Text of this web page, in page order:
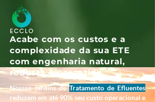
Acabe com os custos e a
complexidade da sua ETE
com engenharia natural,
robusta e garantida.
Nossos Jardins deTratamento de Efluentes
reduzem em até 90% seu custo operacional e